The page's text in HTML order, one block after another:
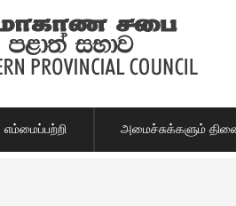
எம்மைப்பற்றி அமைச்சுக்களும்